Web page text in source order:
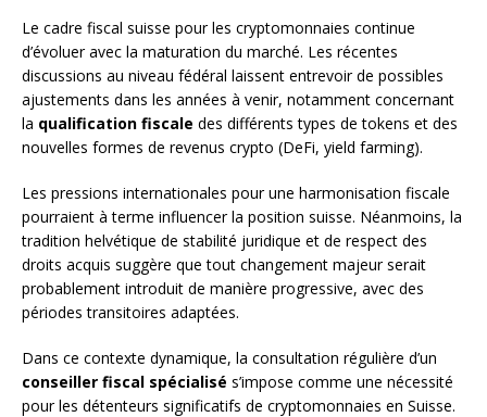
Le cadre fiscal suisse pour les cryptomonnaies continue
d’évoluer avec la maturation du marché. Les récentes
discussions au niveau fédéral laissent entrevoir de possibles
ajustements dans les années à venir, notamment concernant
la qualification fiscale des différents types de tokens et des
nouvelles formes de revenus crypto (DeFi, yield farming).
Les pressions internationales pour une harmonisation fiscale
pourraient à terme influencer la position suisse. Néanmoins, la
tradition helvétique de stabilité juridique et de respect des
droits acquis suggère que tout changement majeur serait
probablement introduit de manière progressive, avec des
périodes transitoires adaptées.
Dans ce contexte dynamique, la consultation régulière d’un
conseiller fiscal spécialisé s’impose comme une nécessité
pour les détenteurs significatifs de cryptomonnaies en Suisse.